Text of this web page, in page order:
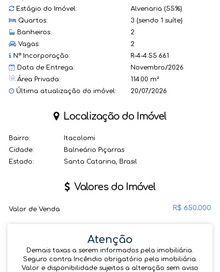
Estágio do Imóvel:
Alvenaria (55%)
Quartos:
3 (sendo 1 suíte)
Banheiros:
2
Vagas:
2
Nº Incorporação:
R-4-4.55.661
Data de Entrega:
Novembro/2026
Área Privada:
114.00 m²
Última atualização do imóvel:
20/07/2026
Localização do Imóvel
Bairro:
Itacolomi
Cidade:
Balneário Piçarras
Estado:
Santa Catarina, Brasil
Valores do Imóvel
R$ 650.000
Valor de Venda
Atenção
Demais taxas a serem informados pela imobiliária.
Seguro contra Incêndio obrigatório pela imobiliária.
Valor e disponibilidade sujeitos a alteração sem aviso